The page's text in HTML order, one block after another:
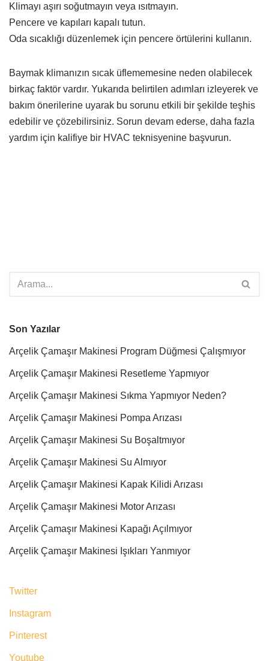
Klimayı aşırı soğutmayın veya ısıtmayın.
Pencere ve kapıları kapalı tutun.
Oda sıcaklığı düzenlemek için pencere örtülerini kullanın.
Baymak klimanızın sıcak üflememesine neden olabilecek
birkaç faktör vardır. Yukarıda belirtilen adımları izleyerek ve
bakım önerilerine uyarak bu sorunu etkili bir şekilde teşhis
edebilir ve çözebilirsiniz. Sorun devam ederse, daha fazla
yardım için kalifiye bir HVAC teknisyenine başvurun.
Son Yazılar
Arçelik Çamaşır Makinesi Program Düğmesi Çalışmıyor
Arçelik Çamaşır Makinesi Resetleme Yapmıyor
Arçelik Çamaşır Makinesi Sıkma Yapmıyor Neden?
Arçelik Çamaşır Makinesi Pompa Arızası
Arçelik Çamaşır Makinesi Su Boşaltmıyor
Arçelik Çamaşır Makinesi Su Almıyor
Arçelik Çamaşır Makinesi Kapak Kilidi Arızası
Arçelik Çamaşır Makinesi Motor Arızası
Arçelik Çamaşır Makinesi Kapağı Açılmıyor
Arçelik Çamaşır Makinesi Işıkları Yanmıyor
Twitter
Instagram
Pinterest
Youtube